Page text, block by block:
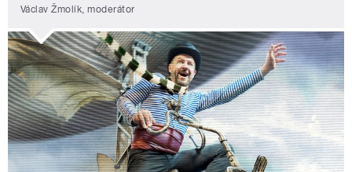
Václav Žmolík, moderátor